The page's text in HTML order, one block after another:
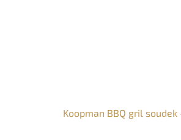
Koopman BBQ gril soudek